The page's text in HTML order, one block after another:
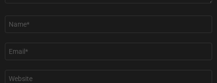
Όνομα
Email
Ιστότοπος